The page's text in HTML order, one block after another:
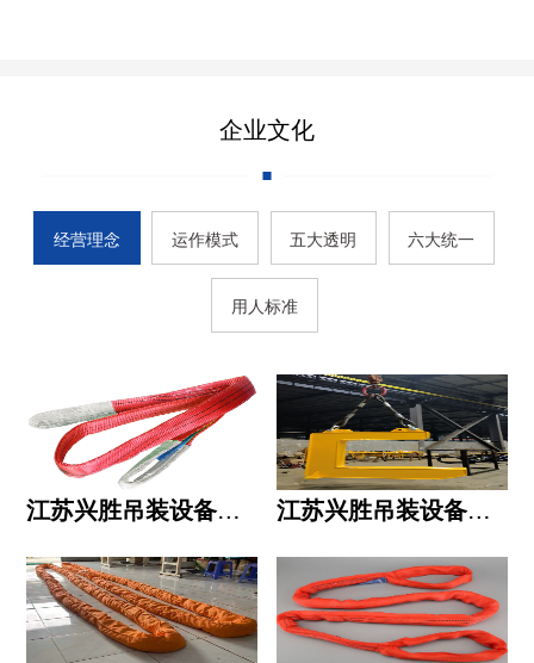
企业文化
经营理念 运作模式 五大透明 六大统一
用人标准
江苏兴胜吊装设备有限公司的用人标准 江苏兴胜吊装设备有限公司的六大统一